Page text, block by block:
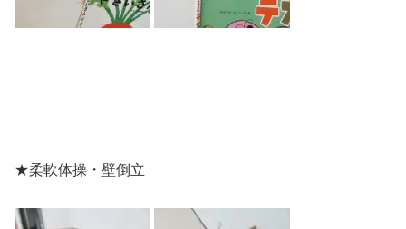
★柔軟体操・壁倒立